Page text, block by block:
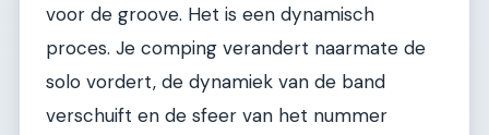
voor de groove. Het is een dynamisch
proces. Je comping verandert naarmate de
solo vordert, de dynamiek van de band
verschuift en de sfeer van het nummer